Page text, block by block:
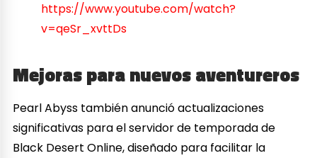
https://www.youtube.com/watch?
v=qeSr_xvttDs
Mejoras para nuevos aventureros
Pearl Abyss también anunció actualizaciones
significativas para el servidor de temporada de
Black Desert Online, diseñado para facilitar la